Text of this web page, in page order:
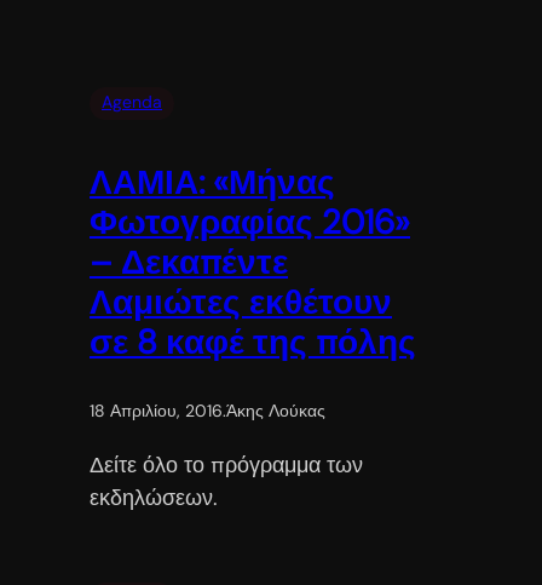
Agenda
ΛΑΜΙΑ: «Μήνας
Φωτογραφίας 2016»
– Δεκαπέντε
Λαμιώτες εκθέτουν
σε 8 καφέ της πόλης
18 Απριλίου, 2016.Άκης Λούκας
Δείτε όλο το πρόγραμμα των
εκδηλώσεων.